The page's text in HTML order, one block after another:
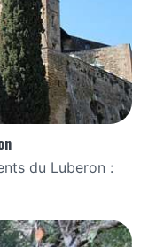
du Luberon :